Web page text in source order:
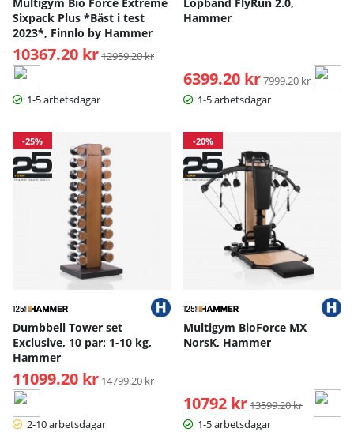
Sixpack Plus *Bäst i test
2023*, Finnlo by Hammer
10367.20 kr Ordinarie pris:
12959.20 kr
1-5 arbetsdagar
Hammer
6399.20 krOrdinarie pris:
7999.20 kr
1-5 arbetsdagar
-25%
Dumbbell Tower set
Exclusive, 10 par: 1-10 kg,
Hammer
11099.20 kr Ordinarie pris:
14799.20 kr
2-10 arbetsdagar
-20%
Multigym BioForce MX
NorsK, Hammer
10792 kr Ordinarie pris:
13599.20 kr
1-5 arbetsdagar